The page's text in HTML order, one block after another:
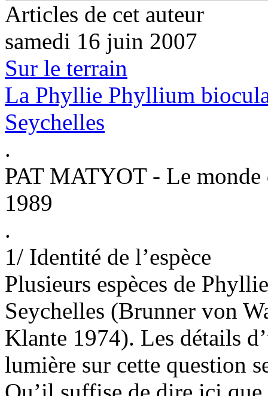
Articles de cet auteur
samedi 16 juin 2007
Sur le terrain
La Phyllie Phyllium
Seychelles
.
PAT MATYOT - Le monde
1989
.
1/ Identité de l’espèce
Plusieurs espèces de
Seychelles (Brunner von
Klante 1974). Les détails
lumière sur cette question